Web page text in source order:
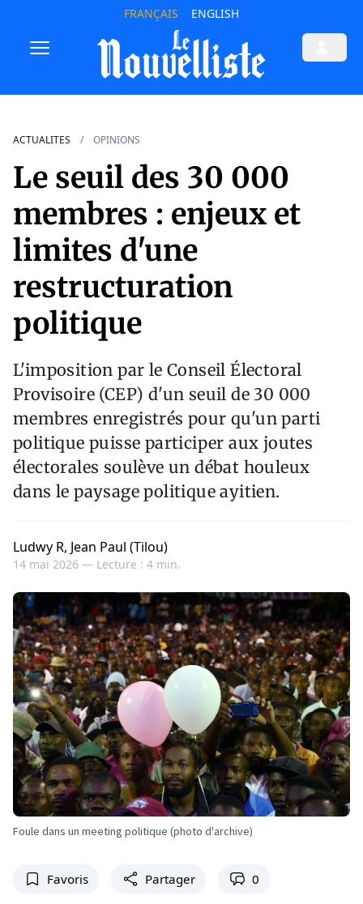
FRANÇAIS ENGLISH
ACTUALITES OPINIONS
Le seuil des 30 000
membres : enjeux et
limites d'une
restructuration
politique
L'imposition par le Conseil Électoral
Provisoire (CEP) d'un seuil de 30 000
membres enregistrés pour qu'un parti
politique puisse participer aux joutes
électorales soulève un débat houleux
dans le paysage politique ayitien.
Ludwy R, Jean Paul (Tilou)
14 mai 2026 — Lecture : 4 min.
Foule dans un meeting politique (photo d'archive)
Favoris Partager 0